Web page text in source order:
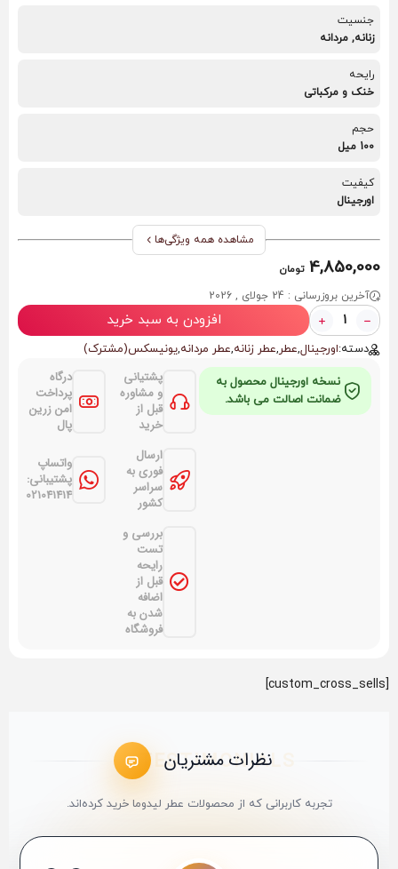
جنسیت
زنانه, مردانه
رایحه
خنک و مرکباتی
حجم
100 میل
کیفیت
اورجینال
مشاهده همه ویژگی‌ها
4,850,000 تومان
آخرین بروزرسانی : 24 جولای , 2026
افزودن به سبد خرید
دسته:اورجینال,عطر,عطر زنانه,عطر مردانه,یونیسکس(مشترک)
نسخه اورجینال محصول به
ضمانت اصالت می باشد.
پشتیانی
و مشاوره
قبل از
خرید
درگاه
پرداخت
امن زرین
پال
ارسال
فوری به
سراسر
کشور
واتساپ
پشتیبانی:
09021041414
بررسی و
تست
رایحه
قبل از
اضافه
شدن به
فروشگاه
[custom_cross_sells]
نظرات مشتریان
تجربه کاربرانی که از محصولات عطر لیدوما خرید کرده‌اند.